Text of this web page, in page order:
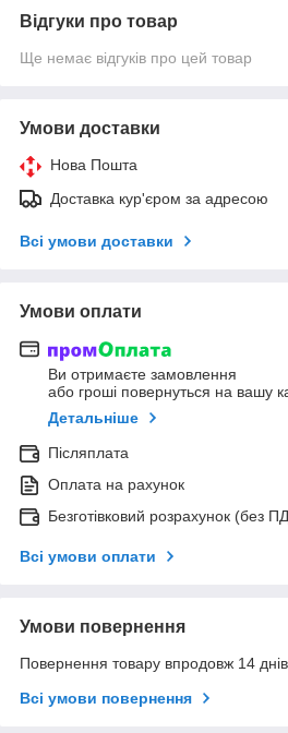
Відгуки про товар
Ще немає відгуків про цей товар
Умови доставки
Нова Пошта
Доставка кур'єром за адресою
Всі умови доставки
Умови оплати
Ви отримаєте замовлення
або гроші повернуться на вашу
Детальніше
Післяплата
Оплата на рахунок
Безготівковий розрахунок (без
Всі умови оплати
Умови повернення
Повернення товару впродовж 14
Всі умови повернення